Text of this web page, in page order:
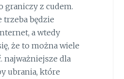
graniczy z cudem.
trzeba będzie
a wtedy
że to można wiele
najważniejsze dla
ubrania, które